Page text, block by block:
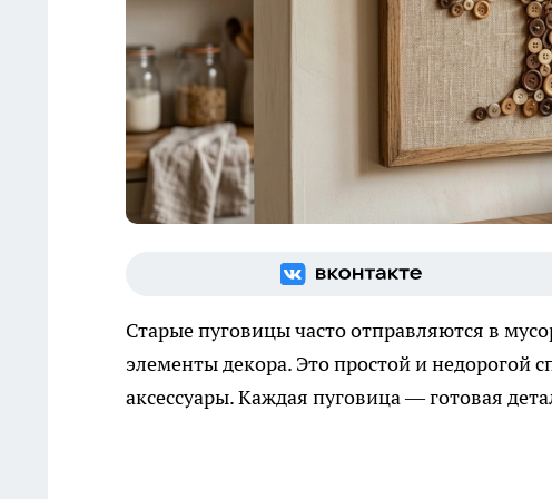
Старые пуговицы часто отправляются в
элементы декора. Это простой и недорогой
аксессуары. Каждая пуговица — готовая